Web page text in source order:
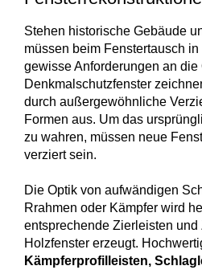
Stehen historische Gebäude
müssen beim Fenstertausch
gewisse Anforderungen an die
Denkmalschutzfenster
durch außergewöhnliche
Formen aus. Um das
zu wahren, müssen neue
verziert sein.
Die Optik von aufwändigen
Rrahmen oder Kämpfer wird
entsprechende Zierleisten und
Holzfenster erzeugt.
Kämpferprofilleisten,